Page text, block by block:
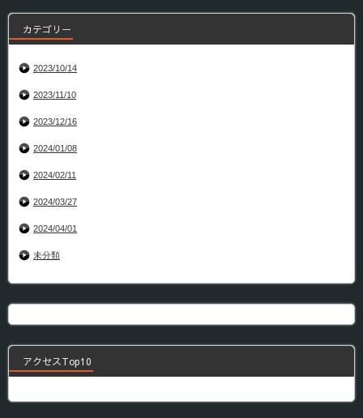
カテゴリー
2023/10/14
2023/11/10
2023/12/16
2024/01/08
2024/02/11
2024/03/27
2024/04/01
未分類
アクセスTop10